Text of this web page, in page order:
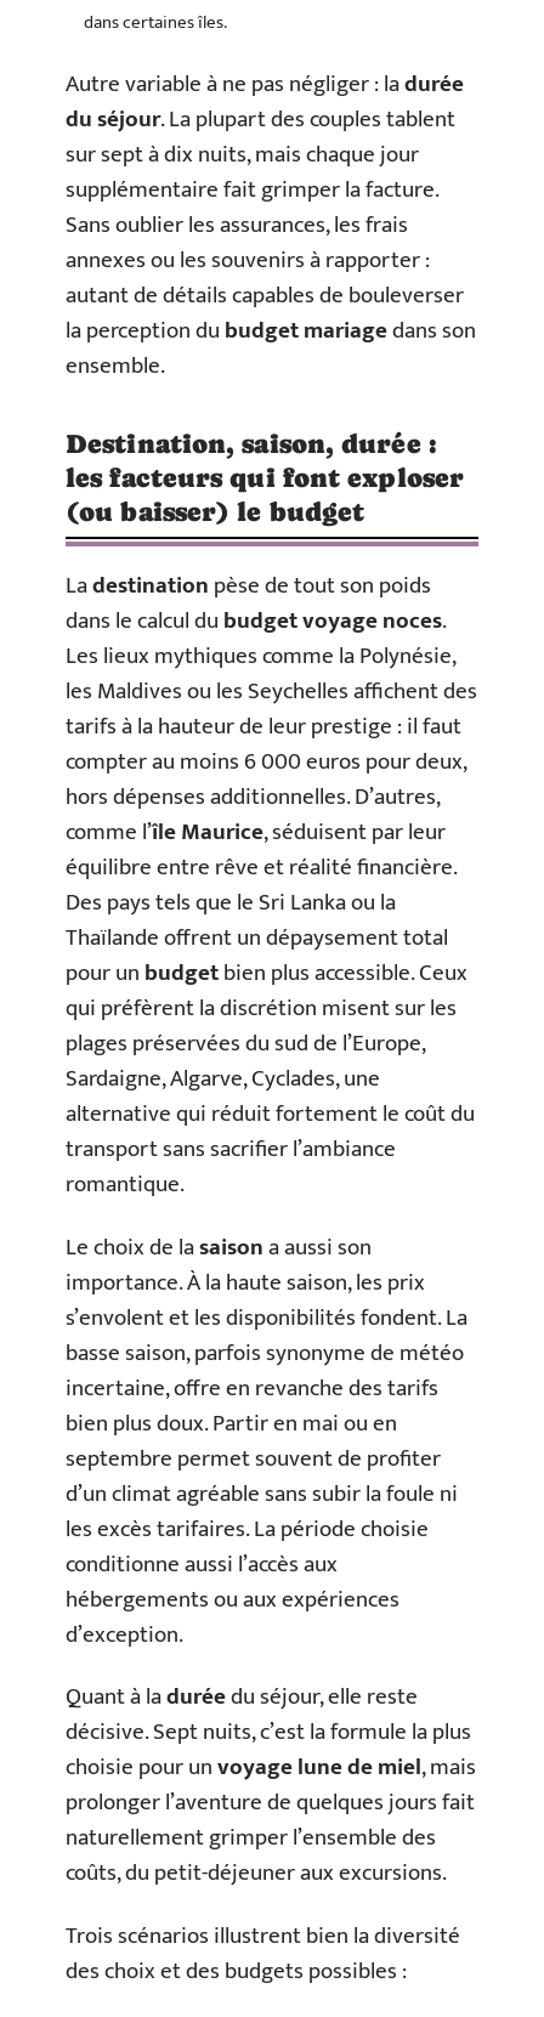
dans certaines îles.
Autre variable à ne pas négliger : ladurée
du séjour. La plupart des couples tablent
sur sept à dix nuits, mais chaque jour
supplémentaire fait grimper la facture.
Sans oublier les assurances, les frais
annexes ou les souvenirs à rapporter :
autant de détails capables de bouleverser
la perception dubudget mariagedans son
ensemble.
Destination, saison, durée :
les facteurs qui font exploser
(ou baisser) le budget
Ladestinationpèse de tout son poids
dans le calcul dubudget voyage noces.
Les lieux mythiques comme la Polynésie,
les Maldives ou les Seychelles affichent des
tarifs à la hauteur de leur prestige : il faut
compter au moins 6 000 euros pour deux,
hors dépenses additionnelles. D’autres,
comme l’île Maurice, séduisent par leur
équilibre entre rêve et réalité financière.
Des pays tels que le Sri Lanka ou la
Thaïlande offrent un dépaysement total
pour unbudgetbien plus accessible. Ceux
qui préfèrent la discrétion misent sur les
plages préservées du sud de l’Europe,
Sardaigne, Algarve, Cyclades, une
alternative qui réduit fortement le coût du
transport sans sacrifier l’ambiance
romantique.
Le choix de lasaisona aussi son
importance. À la haute saison, les prix
s’envolent et les disponibilités fondent. La
basse saison, parfois synonyme de météo
incertaine, offre en revanche des tarifs
bien plus doux. Partir en mai ou en
septembre permet souvent de profiter
d’un climat agréable sans subir la foule ni
les excès tarifaires. La période choisie
conditionne aussi l’accès aux
hébergements ou aux expériences
d’exception.
Quant à laduréedu séjour, elle reste
décisive. Sept nuits, c’est la formule la plus
choisie pour unvoyage lune de miel, mais
prolonger l’aventure de quelques jours fait
naturellement grimper l’ensemble des
coûts, du petit-déjeuner aux excursions.
Trois scénarios illustrent bien la diversité
des choix et des budgets possibles :